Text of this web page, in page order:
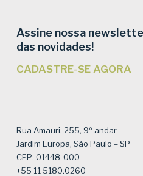
Assine nossa
das novidades!
CADASTRE-SE AGORA
Rua Amauri, 255, 9º andar
Jardim Europa, São Paulo – SP
CEP: 01448-000
+55 11 5180.0260